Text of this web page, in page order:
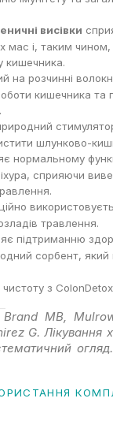
висівки
мас і, таким
кишечника.
на розчинні
кишечника та
шлунково-
нормальному
сприяючи
травлення.
підтриманню
сорбент, який
чистоту з
MB,
G. Лікування